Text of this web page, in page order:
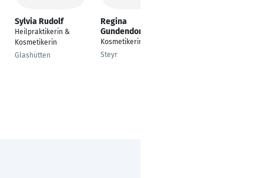
Sylvia Rudolf
Heilpraktikerin &
Kosmetikerin
Glashütten
Regina
Gundendorfer
Kosmetikerin
Steyr